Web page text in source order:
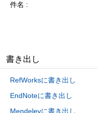
件名
書き出し
RefWorksに書き出し
EndNoteに書き出し
Mendeleyに書き出し